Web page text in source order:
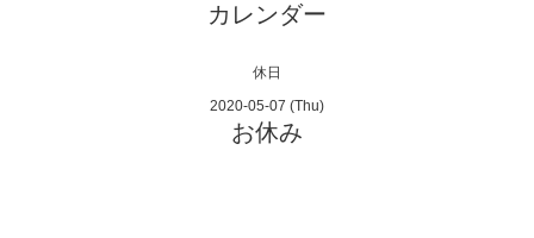
カレンダー
休日
2020-05-07 (Thu)
お休み